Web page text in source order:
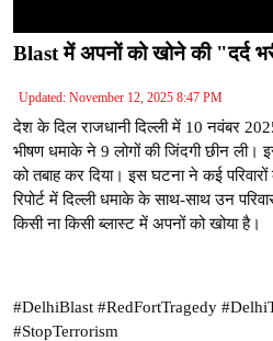
Blast में अपनों को खोने की "दर्द
Updated: November 12, 2025 8:47 PM
देश के दिल राजधानी दिल्ली में 10 नवंबर
भीषण धमाके ने 9 लोगों की जिंदगी छीन ली।
को तबाह कर दिया। इस घटना ने कई
रिपोर्ट में दिल्ली धमाके के साथ-साथ उन
किसी ना किसी ब्लास्ट में अपनों को खोया है।
#DelhiBlast #RedFortTragedy
#StopTerrorism